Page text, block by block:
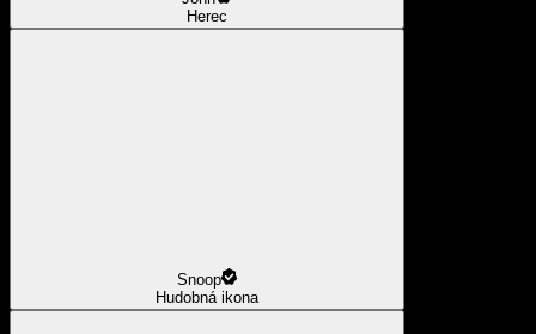
Herec
Snoop
Hudobná ikona